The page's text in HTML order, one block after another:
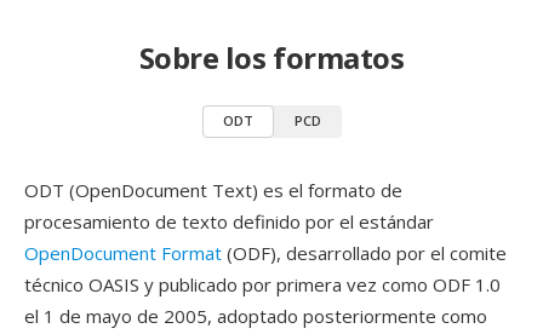
Sobre los formatos
ODT PCD
ODT (OpenDocument Text) es el formato de
procesamiento de texto definido por el estándar
OpenDocument Format (ODF), desarrollado por el comite
técnico OASIS y publicado por primera vez como ODF 1.0
el 1 de mayo de 2005, adoptado posteriormente como